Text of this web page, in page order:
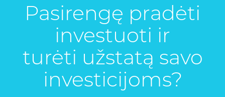
Pasirengę pradėti
investuoti ir
turėti užstatą savo
investicijoms?